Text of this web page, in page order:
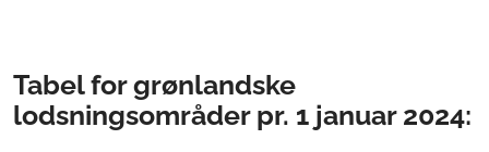
Tabel for grønlandske
lodsningsområder pr. 1 januar 2024: